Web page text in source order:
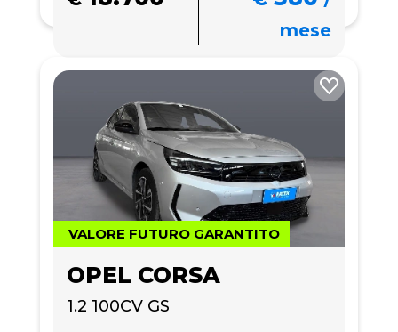
mese
VALORE FUTURO GARANTITO
OPEL CORSA
1.2 100CV GS